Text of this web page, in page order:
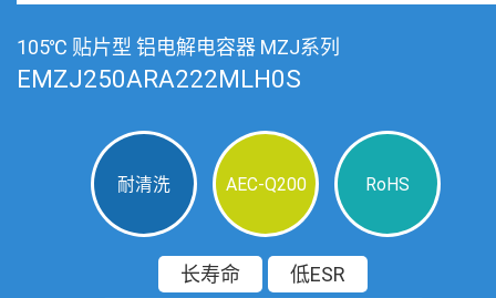
105℃ 贴片型 铝电解电容器 MZJ系列
EMZJ250ARA222MLH0S
耐清洗 AEC-Q200 RoHS
长寿命
低ESR